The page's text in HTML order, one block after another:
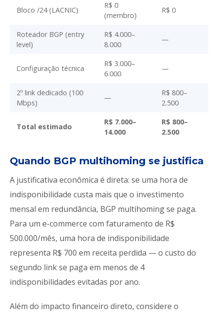
Bloco /24 (LACNIC)
R$ 0
(membro)
R$ 0
Roteador BGP (entry
level)
R$ 4.000–
8.000
—
Configuração técnica
R$ 3.000–
6.000
—
2º link dedicado (100
Mbps)
—
R$ 800–
2.500
Total estimado
R$ 7.000–
14.000
R$ 800–
2.500
Quando BGP multihoming se justifica
A justificativa econômica é direta: se uma hora de
indisponibilidade custa mais que o investimento
mensal em redundância, BGP multihoming se paga.
Para um e-commerce com faturamento de R$
500.000/mês, uma hora de indisponibilidade
representa R$ 700 em receita perdida — o custo do
segundo link se paga em menos de 4
indisponibilidades evitadas por ano.
Além do impacto financeiro direto, considere o